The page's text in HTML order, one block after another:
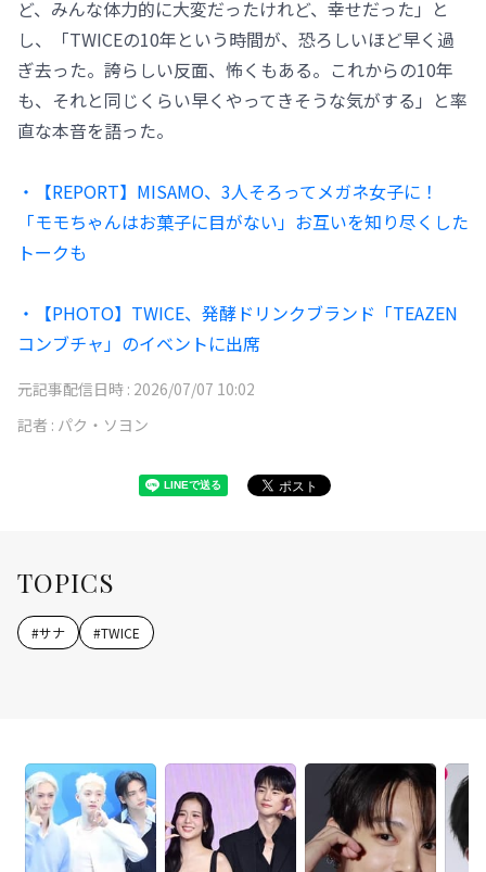
ど、みんな体力的に大変だったけれど、幸せだった」と
し、「TWICEの10年という時間が、恐ろしいほど早く過
ぎ去った。誇らしい反面、怖くもある。これからの10年
も、それと同じくらい早くやってきそうな気がする」と率
直な本音を語った。
・【REPORT】MISAMO、3人そろってメガネ女子に！
「モモちゃんはお菓子に目がない」お互いを知り尽くした
トークも
・【PHOTO】TWICE、発酵ドリンクブランド「TEAZEN
コンブチャ」のイベントに出席
元記事配信日時 : 2026/07/07 10:02
記者 : パク・ソヨン
TOPICS
#サナ #TWICE